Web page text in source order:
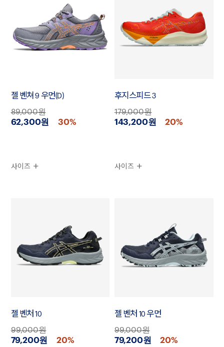
젤 벤쳐 9 우먼(D)
89,000원
62,300원 30%
사이즈
후지스피드 3
179,000원
143,200원 20%
사이즈
젤 벤처 10
99,000원
79,200원 20%
젤 벤처 10 우먼
99,000원
79,200원 20%